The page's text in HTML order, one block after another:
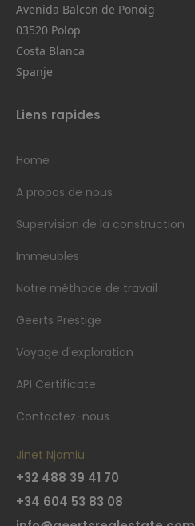
Avenida Balcon de Ponoig
03520 Polop
Costa Blanca
Spanje
Liens rapides
Home
A propos de nous
Supervision de la construction
Immeubles
Notre méthode de travail
Geerts Prestige
Voyage d'exploration
API Certificate
Contactez-nous
Jinet Njamiu
+32 488 39 41 70
+34 604 53 83 08